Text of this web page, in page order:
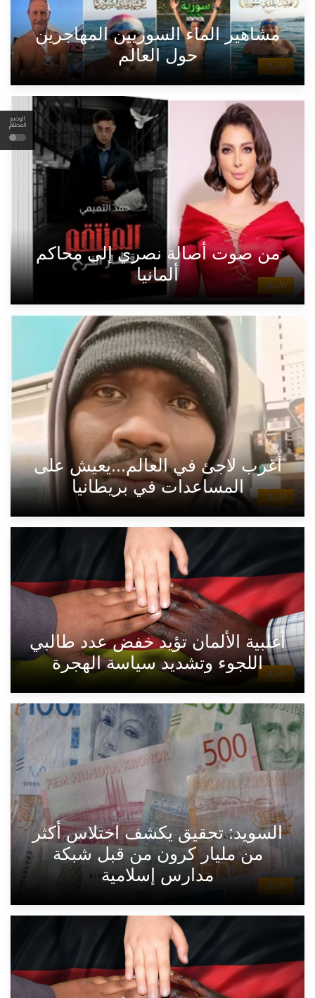
الوضع
المظلم
الأخبار
مشاهير الماء السوريين المهاجرين
حول العالم
الأخبار
من صوت أصالة نصري إلى محاكم
ألمانيا
الأخبار
أغرب لاجئ في العالم...يعيش على
المساعدات في بريطانيا
الأخبار
أغلبية الألمان تؤيد خفض عدد طالبي
اللجوء وتشديد سياسة الهجرة
الأخبار
السويد: تحقيق يكشف اختلاس أكثر
من مليار كرون من قبل شبكة
مدارس إسلامية